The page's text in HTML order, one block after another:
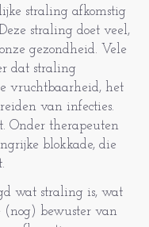
straling afkomstig
straling doet veel,
gezondheid. Vele
dat straling
vruchtbaarheid, het
van infecties.
Onder therapeuten
blokkade, die
wat straling is, wat
bewuster van